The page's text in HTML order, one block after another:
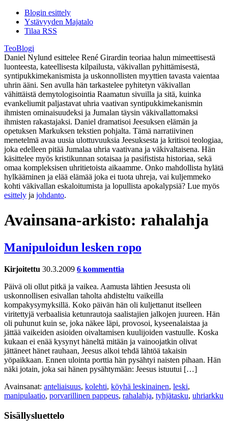
Blogin esittely
Ystävyyden Majatalo
Tilaa RSS
TeoBlogi
Daniel Nylund esittelee René Girardin teoriaa halun mimeettisestä
luonteesta, kateellisesta kilpailusta, väkivallan pyhittämisestä,
syntipukkimekanismista ja uskonnollisten myyttien tavasta vaientaa
uhrin ääni. Sen avulla hän tarkastelee pyhitetyn väkivallan
vähittäistä demytologisointia Raamatun sivuilla ja sitä, kuinka
evankeliumit paljastavat uhria vaativan syntipukkimekanismin
ihmisten ominaisuudeksi ja Jumalan täysin väkivallattomaksi
ihmisten rakastajaksi. Daniel dramatisoi Jeesuksen elämän ja
opetuksen Markuksen tekstien pohjalta. Tämä narratiivinen
menetelmä avaa uusia ulottuvuuksia Jeesuksesta ja kritisoi teologiaa,
joka edelleen pitää Jumalaa uhria vaativana ja väkivaltaisena. Hän
käsittelee myös kristikunnan sotaisaa ja pasifistista historiaa, sekä
omaa kompleksisen uhritietoista aikaamme. Onko mahdollista hylätä
hylkääminen ja elää elämää joka ei tuota uhreja, vai kuljemmeko
kohti väkivallan eskaloitumista ja lopullista apokalypsiä? Lue myös
esittely ja johdanto.
Avainsana-arkisto: rahalahja
Manipuloidun lesken ropo
Kirjoitettu 30.3.2009 6 kommenttia
Päivä oli ollut pitkä ja vaikea. Aamusta lähtien Jeesusta oli
uskonnollisen esivallan taholta ahdisteltu vaikeilla
kompakysymyksillä. Koko päivän hän oli kuljettanut itselleen
viritettyjä verbaalisia ketunrautoja saalistajien jalkojen juureen. Hän
oli puhunut kuin se, joka näkee läpi, provosoi, kyseenalaistaa ja
jättää vaikeiden asioiden oivaltamisen kuulijoiden vastuulle. Koska
kukaan ei enää kysynyt häneltä mitään ja vainoojatkin olivat
jättäneet hänet rauhaan, Jeesus alkoi tehdä lähtöä takaisin
yöpaikkaan. Ennen ulointa porttia hän pysähtyi naisten pihaan. Hän
näki jotain, joka sai hänen pysähtymään: Jeesus istuutui […]
Avainsanat: anteliaisuus, kolehti, köyhä leskinainen, leski,
manipulaatio, porvarillinen pappeus, rahalahja, tyhjätasku, uhriarkku
Sisällysluettelo